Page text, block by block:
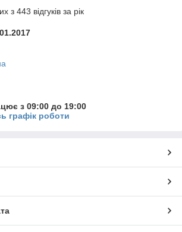
з 443 відгуків за рік
з 09:00 до 19:00
графік роботи